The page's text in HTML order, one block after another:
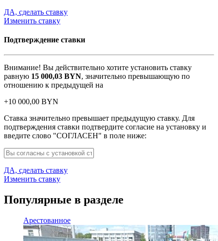
ДА, сделать ставку
Изменить ставку
Подтверждение ставки
Внимание! Вы действительно хотите установить ставку
равную 15 000,03 BYN, значительно превышающую по
отношению к предыдущей на
+10 000,00 BYN
Ставка значительно превышает предыдущую ставку. Для
подтверждения ставки подтвердите согласие на установку и
введите слово "СОГЛАСЕН" в поле ниже:
ДА, сделать ставку
Изменить ставку
Популярные в разделе
Арестованное